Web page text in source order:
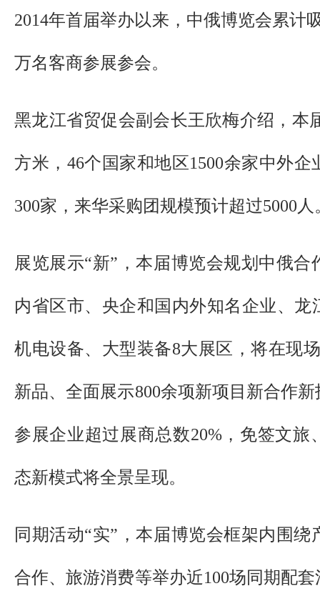
2014年首届举办以来，中俄博览会累计
万名客商参展参会。
黑龙江省贸促会副会长王欣梅介绍，本
方米，46个国家和地区1500余家中外
300家，来华采购团规模预计超过5000人
展览展示“新”，本届博览会规划中俄
内省区市、央企和国内外知名企业、
机电设备、大型装备8大展区，将在现
新品、全面展示800余项新项目新合作
参展企业超过展商总数20%，免签文
态新模式将全景呈现。
同期活动“实”，本届博览会框架内围
合作、旅游消费等举办近100场同期配